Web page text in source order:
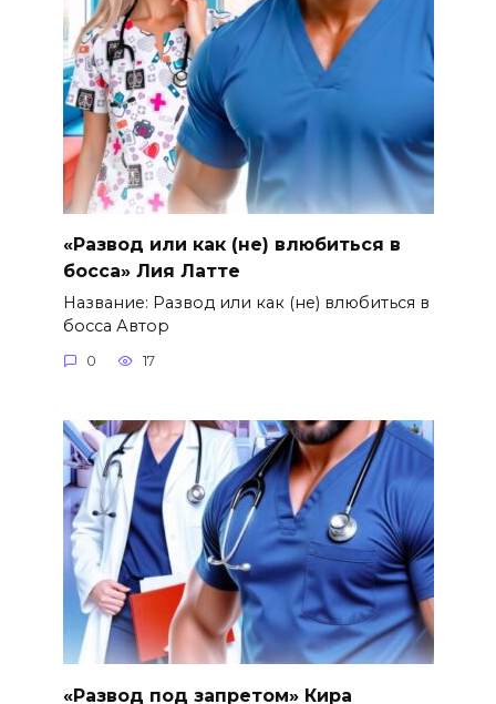
«Развод или как (не) влюбиться в
босса» Лия Латте
Название: Развод или как (не) влюбиться в
босса Автор
0 17
«Развод под запретом» Кира